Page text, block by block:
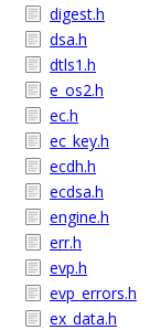
digest.h
dsa.h
dtls1.h
e_os2.h
ec.h
ec_key.h
ecdh.h
ecdsa.h
engine.h
err.h
evp.h
evp_errors.h
ex_data.h